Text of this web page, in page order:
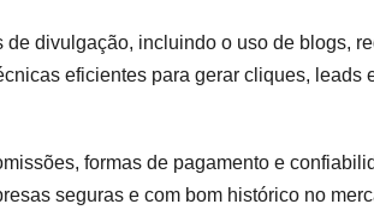
divulgação, incluindo o uso de blogs,
eficientes para gerar cliques, leads
formas de pagamento e
seguras e com bom histórico no